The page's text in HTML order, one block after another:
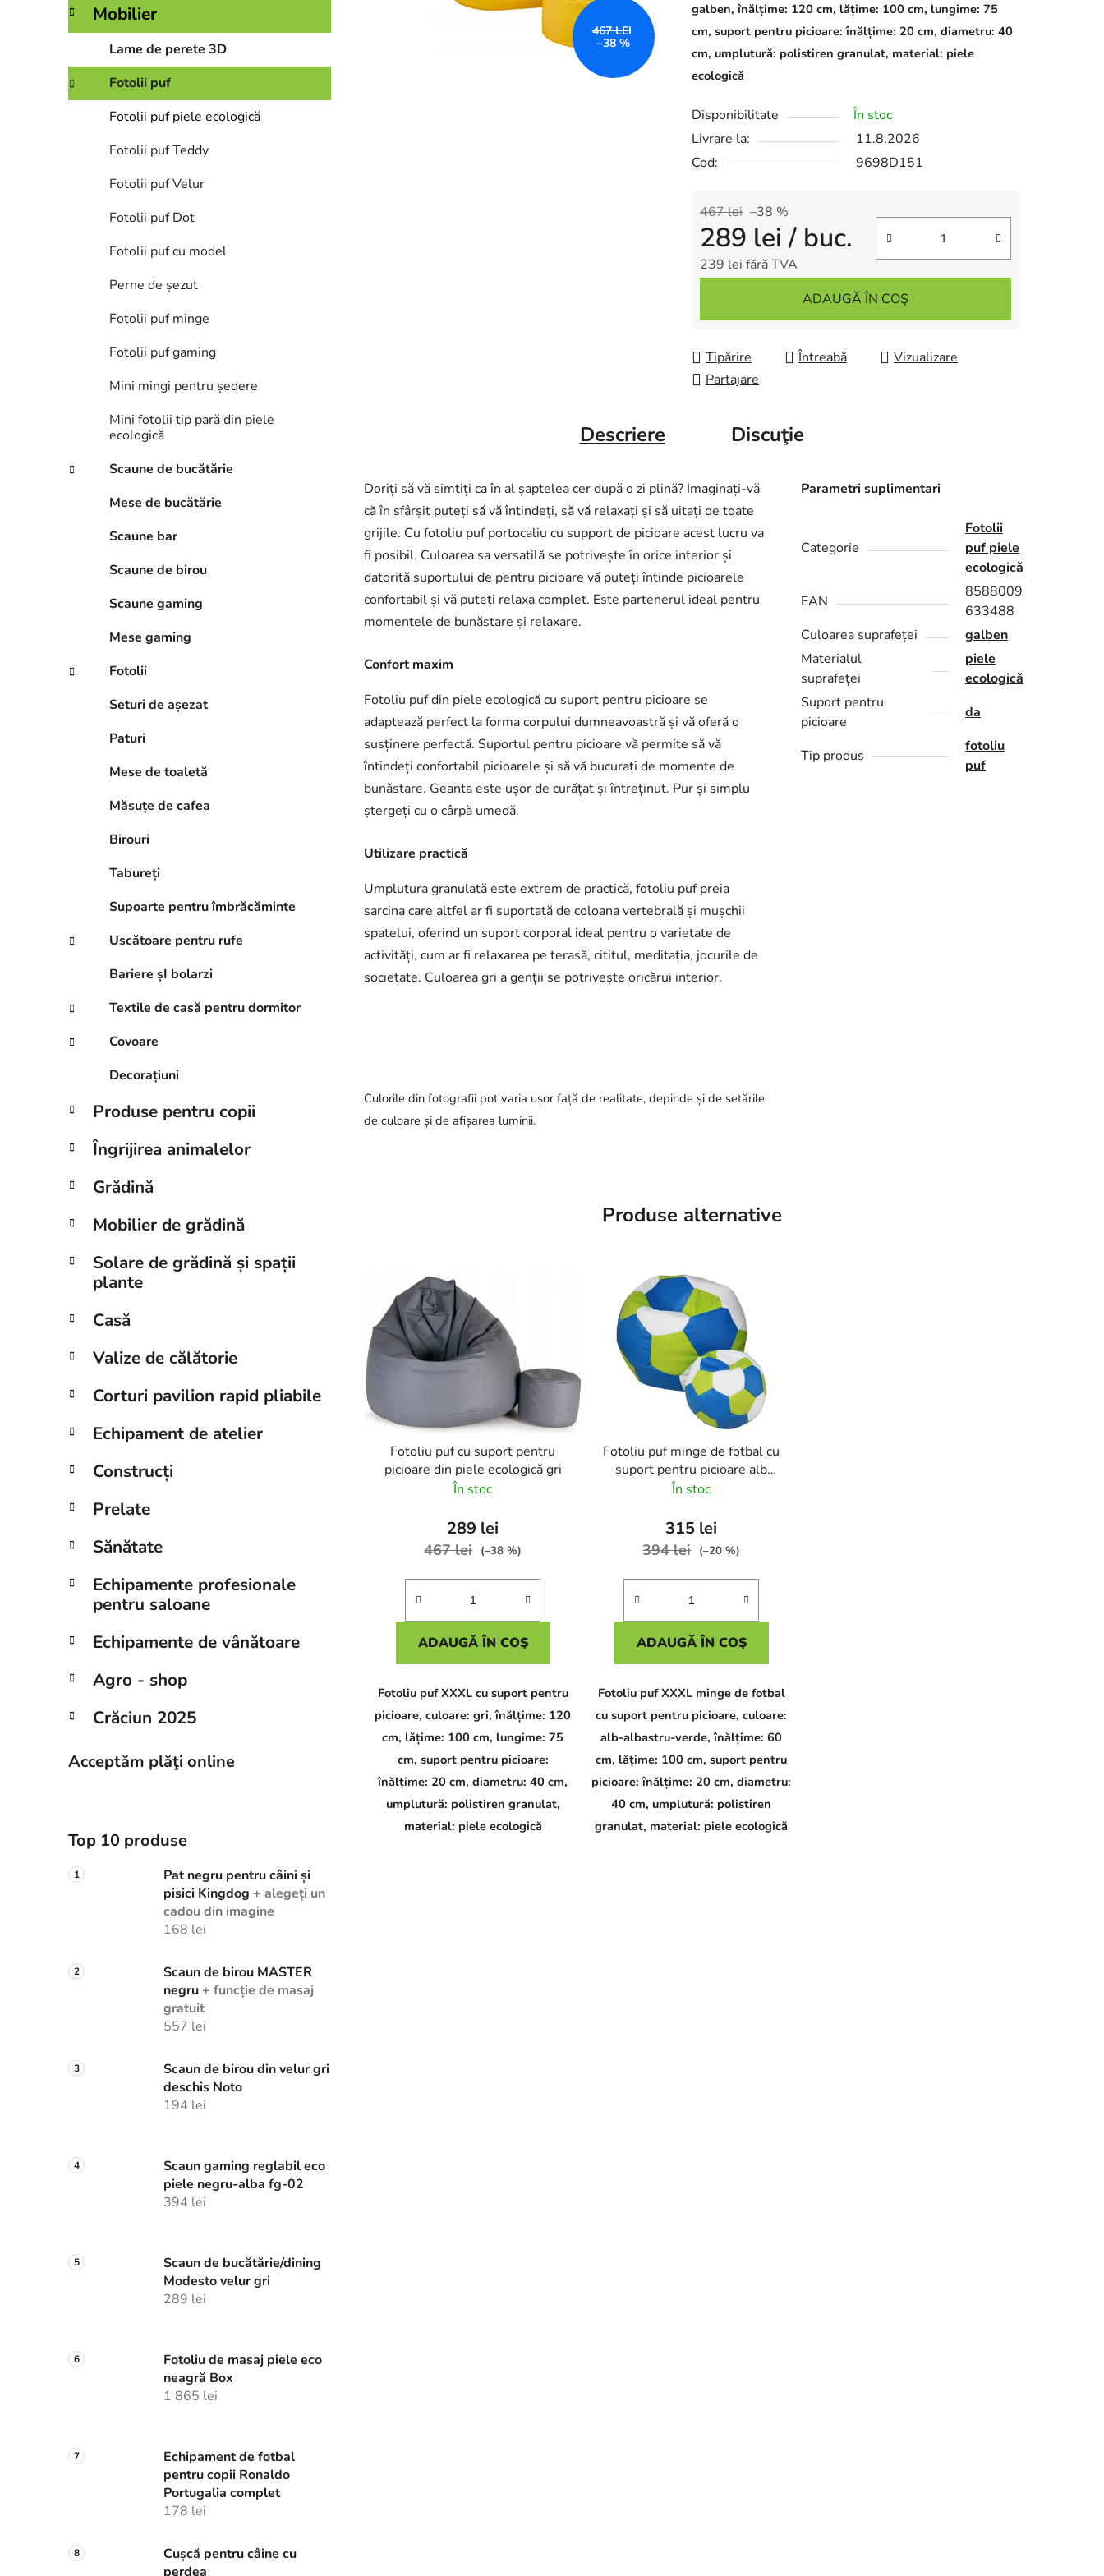
a
ă
Mobilier
Lame de perete 3D
Fotolii puf
Fotolii puf piele ecologică
Fotolii puf Teddy
Fotolii puf Velur
Fotolii puf Dot
Fotolii puf cu model
Perne de șezut
Fotolii puf minge
Fotolii puf gaming
Mini mingi pentru ședere
Mini fotolii tip pară din piele
ecologică
Scaune de bucătărie
Mese de bucătărie
Scaune bar
Scaune de birou
Scaune gaming
Mese gaming
Fotolii
Seturi de așezat
Paturi
Mese de toaletă
Măsuțe de cafea
Birouri
Tabureți
Supoarte pentru îmbrăcăminte
Uscătoare pentru rufe
Bariere șI bolarzi
Textile de casă pentru dormitor
Covoare
Decorațiuni
Produse pentru copii
Îngrijirea animalelor
Grădină
Mobilier de grădină
Solare de grădină și spații
plante
Casă
Valize de călătorie
Corturi pavilion rapid pliabile
Echipament de atelier
Construcți
Prelate
Sănătate
Echipamente profesionale
pentru saloane
Echipamente de vânătoare
Agro - shop
Crăciun 2025
Acceptăm plăţi online
Top 10 produse
Pat negru pentru câini și
pisici Kingdog + alegeți un
cadou din imagine
168 lei
Scaun de birou MASTER
negru + funcție de masaj
gratuit
557 lei
Scaun de birou din velur gri
deschis Noto
194 lei
Scaun gaming reglabil eco
piele negru-alba fg-02
394 lei
Scaun de bucătărie/dining
Modesto velur gri
289 lei
Fotoliu de masaj piele eco
neagră Box
1 865 lei
Echipament de fotbal
pentru copii Ronaldo
Portugalia complet
178 lei
Cușcă pentru câine cu
perdea
galben, înălțime: 120 cm, lățime: 100 cm, lungime: 75
cm, suport pentru picioare: înălțime: 20 cm, diametru: 40
cm, umplutură: polistiren granulat, material: piele
ecologică
Disponibilitate
În stoc
Livrare la:
11.8.2026
Cod:
9698D151
467 lei –38 %
289 lei/ buc.
239 lei fără TVA
ADAUGĂ ÎN COŞ
Tipărire Întreabă
Vizualizare
Partajare
467 LEI
–38 %
Descriere Discuţie
Doriți să vă simțiți ca în al șaptelea cer după o zi plină? Imaginați-vă
că în sfârșit puteți să vă întindeți, să vă relaxați și să uitați de toate
grijile. Cu fotoliu puf portocaliu cu support de picioare acest lucru va
fi posibil. Culoarea sa versatilă se potrivește în orice interior și
datorită suportului de pentru picioare vă puteți întinde picioarele
confortabil și vă puteți relaxa complet. Este partenerul ideal pentru
momentele de bunăstare și relaxare.
Confort maxim
Fotoliu puf din piele ecologică cu suport pentru picioare se
adaptează perfect la forma corpului dumneavoastră și vă oferă o
susținere perfectă. Suportul pentru picioare vă permite să vă
întindeți confortabil picioarele și să vă bucurați de momente de
bunăstare. Geanta este ușor de curățat și întreținut. Pur și simplu
ștergeți cu o cârpă umedă.
Utilizare practică
Umplutura granulată este extrem de practică, fotoliu puf preia
sarcina care altfel ar fi suportată de coloana vertebrală și mușchii
spatelui, oferind un suport corporal ideal pentru o varietate de
activități, cum ar fi relaxarea pe terasă, cititul, meditația, jocurile de
societate. Culoarea gri a genții se potrivește oricărui interior.
Culorile din fotografii pot varia ușor față de realitate, depinde și de setările
de culoare și de afișarea luminii.
Parametri suplimentari
Categorie
Fotolii
puf piele
ecologică
EAN
8588009
633488
Culoarea suprafeței
galben
Materialul
suprafeței
piele
ecologică
Suport pentru
picioare
da
Tip produs
fotoliu
puf
Produse alternative
Fotoliu puf cu suport pentru
picioare din piele ecologică gri
În stoc
289 lei
467 lei (–38 %)
ADAUGĂ ÎN COŞ
Fotoliu puf XXXL cu suport pentru
picioare, culoare: gri, înălțime: 120
cm, lățime: 100 cm, lungime: 75
cm, suport pentru picioare:
înălțime: 20 cm, diametru: 40 cm,
umplutură: polistiren granulat,
material: piele ecologică
Fotoliu puf minge de fotbal cu
suport pentru picioare alb
albastru verde
În stoc
315 lei
394 lei (–20 %)
ADAUGĂ ÎN COŞ
Fotoliu puf XXXL minge de fotbal
cu suport pentru picioare, culoare:
alb-albastru-verde, înălțime: 60
cm, lățime: 100 cm, suport pentru
picioare: înălțime: 20 cm, diametru:
40 cm, umplutură: polistiren
granulat, material: piele ecologică